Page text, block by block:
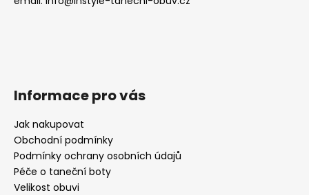
Informace pro vás
Jak nakupovat
Obchodní podmínky
Podmínky ochrany osobních údajů
Péče o taneční boty
Velikost obuvi